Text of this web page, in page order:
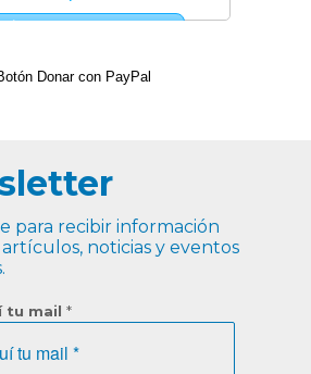
para recibir información
noticias y eventos
tu mail *